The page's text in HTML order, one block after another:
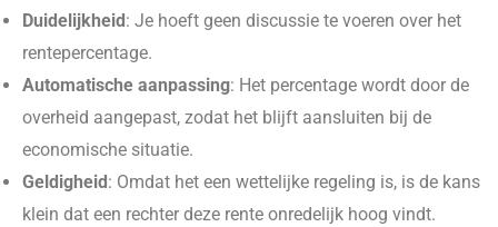
Duidelijkheid: Je hoeft geen discussie te voeren over het
rentepercentage.
Automatische aanpassing: Het percentage wordt door de
overheid aangepast, zodat het blijft aansluiten bij de
economische situatie.
Geldigheid: Omdat het een wettelijke regeling is, is de kans
klein dat een rechter deze rente onredelijk hoog vindt.